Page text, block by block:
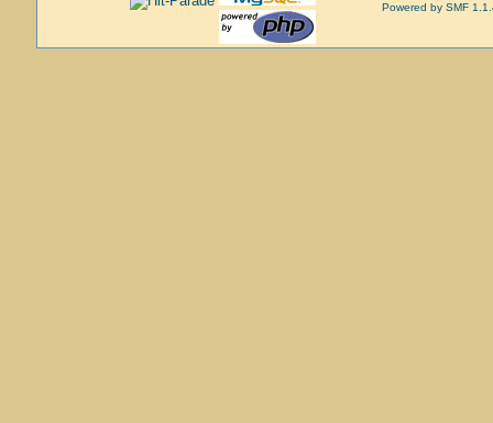
Powered by SMF